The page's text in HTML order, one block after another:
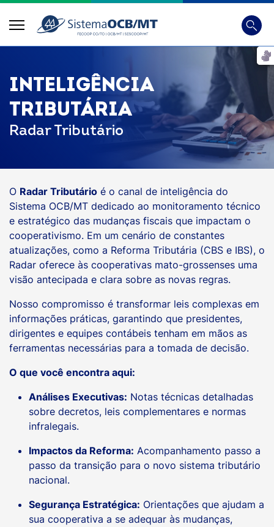
Busca
Digite
INTELIGÊNCIA
TRIBUTÁRIA
Radar Tributário
O Radar Tributário é o canal de inteligência do
Sistema OCB/MT dedicado ao monitoramento técnico
e estratégico das mudanças fiscais que impactam o
cooperativismo. Em um cenário de constantes
atualizações, como a Reforma Tributária (CBS e IBS), o
Radar oferece às cooperativas mato-grossenses uma
visão antecipada e clara sobre as novas regras.
Nosso compromisso é transformar leis complexas em
informações práticas, garantindo que presidentes,
dirigentes e equipes contábeis tenham em mãos as
ferramentas necessárias para a tomada de decisão.
O que você encontra aqui:
Análises Executivas: Notas técnicas detalhadas
sobre decretos, leis complementares e normas
infralegais.
Impactos da Reforma: Acompanhamento passo a
passo da transição para o novo sistema tributário
nacional.
Segurança Estratégica: Orientações que ajudam a
sua cooperativa a se adequar às mudanças,